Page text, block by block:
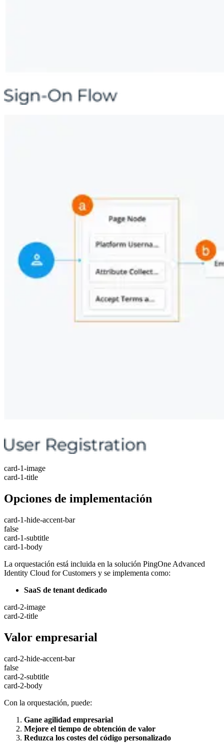
card-1-image
card-1-title
Opciones de implementación
card-1-hide-accent-bar
false
card-1-subtitle
card-1-body
La orquestación está incluida en la solución PingOne Advanced
Identity Cloud for Customers y se implementa como:
SaaS de tenant dedicado
card-2-image
card-2-title
Valor empresarial
card-2-hide-accent-bar
false
card-2-subtitle
card-2-body
Con la orquestación, puede:
Gane agilidad empresarial
Mejore el tiempo de obtención de valor
Reduzca los costes del código personalizado